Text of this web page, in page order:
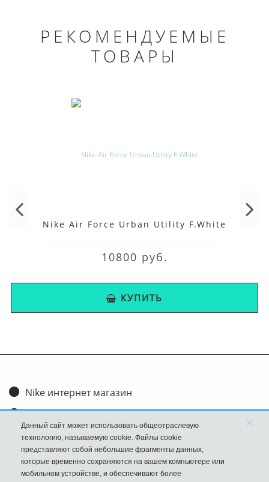
РЕКОМЕНДУЕМЫЕ
ТОВАРЫ
Nike Air Force Urban Utility F.White
10800 руб.
КУПИТЬ
Nike интернет магазин
Доставка и оплата
Обмен и возврат
Размеры
FAQ
Данный сайт может использовать общеотраслевую
технологию, называемую cookie. Файлы cookie
представляют собой небольшие фрагменты данных,
которые временно сохраняются на вашем компьютере или
мобильном устройстве, и обеспечивают более
×